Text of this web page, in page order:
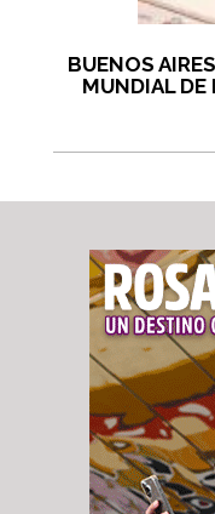
BUENOS
MUNDIAL DE